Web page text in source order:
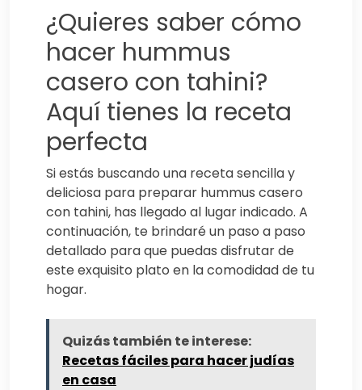
¿Quieres saber cómo
hacer hummus
casero con tahini?
Aquí tienes la receta
perfecta
Si estás buscando una receta sencilla y
deliciosa para preparar hummus casero
con tahini, has llegado al lugar indicado. A
continuación, te brindaré un paso a paso
detallado para que puedas disfrutar de
este exquisito plato en la comodidad de tu
hogar.
Quizás también te interese:
Recetas fáciles para hacer judías
en casa